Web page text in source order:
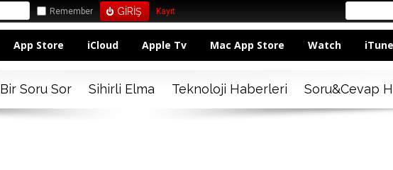
Remember Kayıt
App Store iCloud Apple Tv Mac App Store Watch
Bir Soru Sor Sihirli Elma Teknoloji Haberleri Soru&Cevap